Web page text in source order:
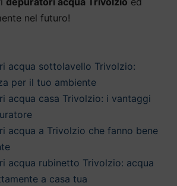
nel futuro!
acqua sottolavello Trivolzio:
per il tuo ambiente
acqua casa Trivolzio: i vantaggi
acqua a Trivolzio che fanno bene
acqua rubinetto Trivolzio: acqua
a casa tua